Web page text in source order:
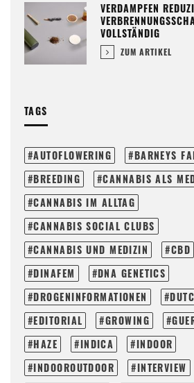
VERDAMPFEN
VOLLSTÄNDIG
ZUM ARTIKEL
TAGS
AUTOFLOWERING
BARNEYS
BREEDING
CANNABIS ALS
CANNABIS IM ALLTAG
CANNABIS SOCIAL CLUBS
CANNABIS UND MEDIZIN
CBD
DINAFEM
DNA GENETICS
DROGENINFORMATIONEN
EDITORIAL
GROWING
HAZE
INDICA
INDOOR
INDOOROUTDOOR
INTERVIEW